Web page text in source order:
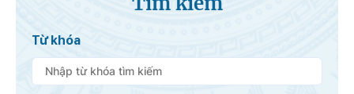
Từ khóa